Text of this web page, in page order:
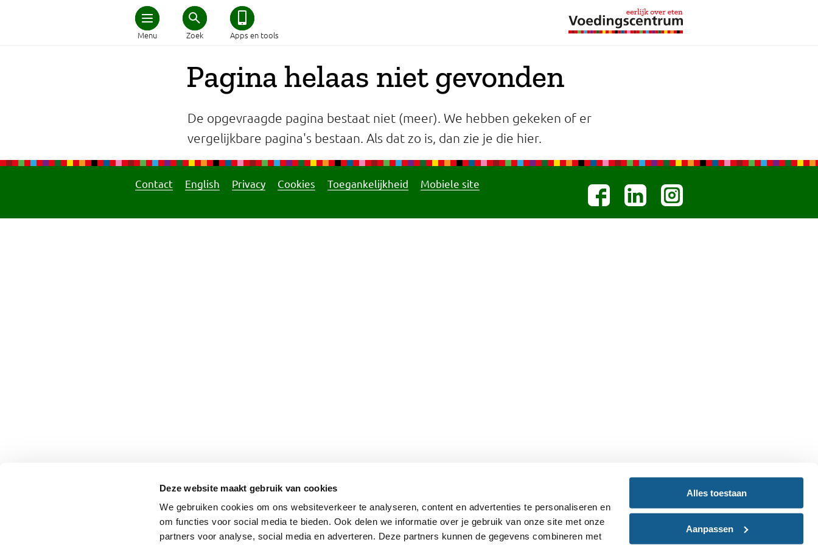
Deze website maakt gebruik van cookies
We gebruiken cookies om ons websiteverkeer te analyseren, content en advertenties te personaliseren en
om functies voor social media te bieden. Ook delen we informatie over je gebruik van onze site met onze
partners voor analyse, social media en adverteren. Deze partners kunnen de gegevens combineren met
Alles toestaan
Aanpassen
Menu Zoek Apps en tools
Home
Schijf van Vijf
Afvallen
Zwanger en kind
Pagina helaas niet gevonden
De opgevraagde pagina bestaat niet (meer). We hebben gekeken of er
vergelijkbare pagina's bestaan. Als dat zo is, dan zie je die hier.
Contact English Privacy Cookies Toegankelijkheid Mobiele site